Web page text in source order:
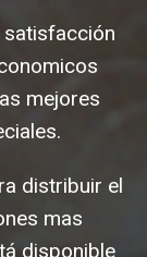
mejores
distribuir el
mas
disponible